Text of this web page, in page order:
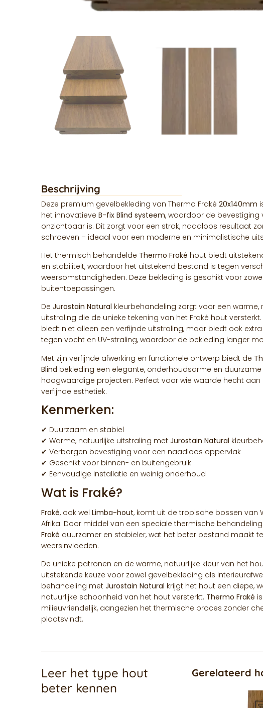
Beschrijving
Deze premium gevelbekleding van Thermo Fraké 20x140mm
het innovatieve B-fix Blind systeem, waardoor de bevestiging
onzichtbaar is. Dit zorgt voor een strak, naadloos resultaat
schroeven – ideaal voor een moderne en minimalistische
Het thermisch behandelde Thermo Fraké hout biedt
en stabiliteit, waardoor het uitstekend bestand is tegen
weersomstandigheden. Deze bekleding is geschikt voor
buitentoepassingen.
De Jurostain Natural kleurbehandeling zorgt voor een warme,
uitstraling die de unieke tekening van het Fraké hout versterkt.
biedt niet alleen een verfijnde uitstraling, maar biedt ook
tegen vocht en UV-straling, waardoor de bekleding langer
Met zijn verfijnde afwerking en functionele ontwerp biedt de
Blind bekleding een elegante, onderhoudsarme en
hoogwaardige projecten. Perfect voor wie waarde hecht aan
verfijnde esthetiek.
Kenmerken:
✔ Duurzaam en stabiel
✔ Warme, natuurlijke uitstraling met Jurostain Natural
✔ Verborgen bevestiging voor een naadloos oppervlak
✔ Geschikt voor binnen- en buitengebruik
✔ Eenvoudige installatie en weinig onderhoud
Wat is Fraké?
Fraké, ook wel Limba-hout, komt uit de tropische bossen van
Afrika. Door middel van een speciale thermische
Fraké duurzamer en stabieler, wat het beter bestand maakt
weersinvloeden.
De unieke patronen en de warme, natuurlijke kleur van het
uitstekende keuze voor zowel gevelbekleding als
behandeling met Jurostain Natural krijgt het hout een diepe,
natuurlijke schoonheid van het hout versterkt. Thermo Fraké
milieuvriendelijk, aangezien het thermische proces zonder
plaatsvindt.
Leer het type hout
beter kennen
Gerelateerd